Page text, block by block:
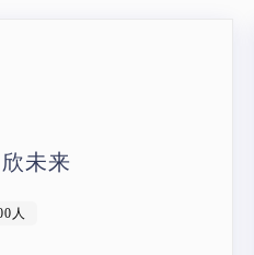
未来
人